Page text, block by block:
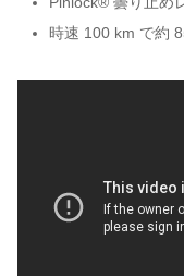
時速 100 km で約